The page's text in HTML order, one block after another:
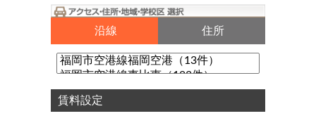
沿線 住所
賃料設定